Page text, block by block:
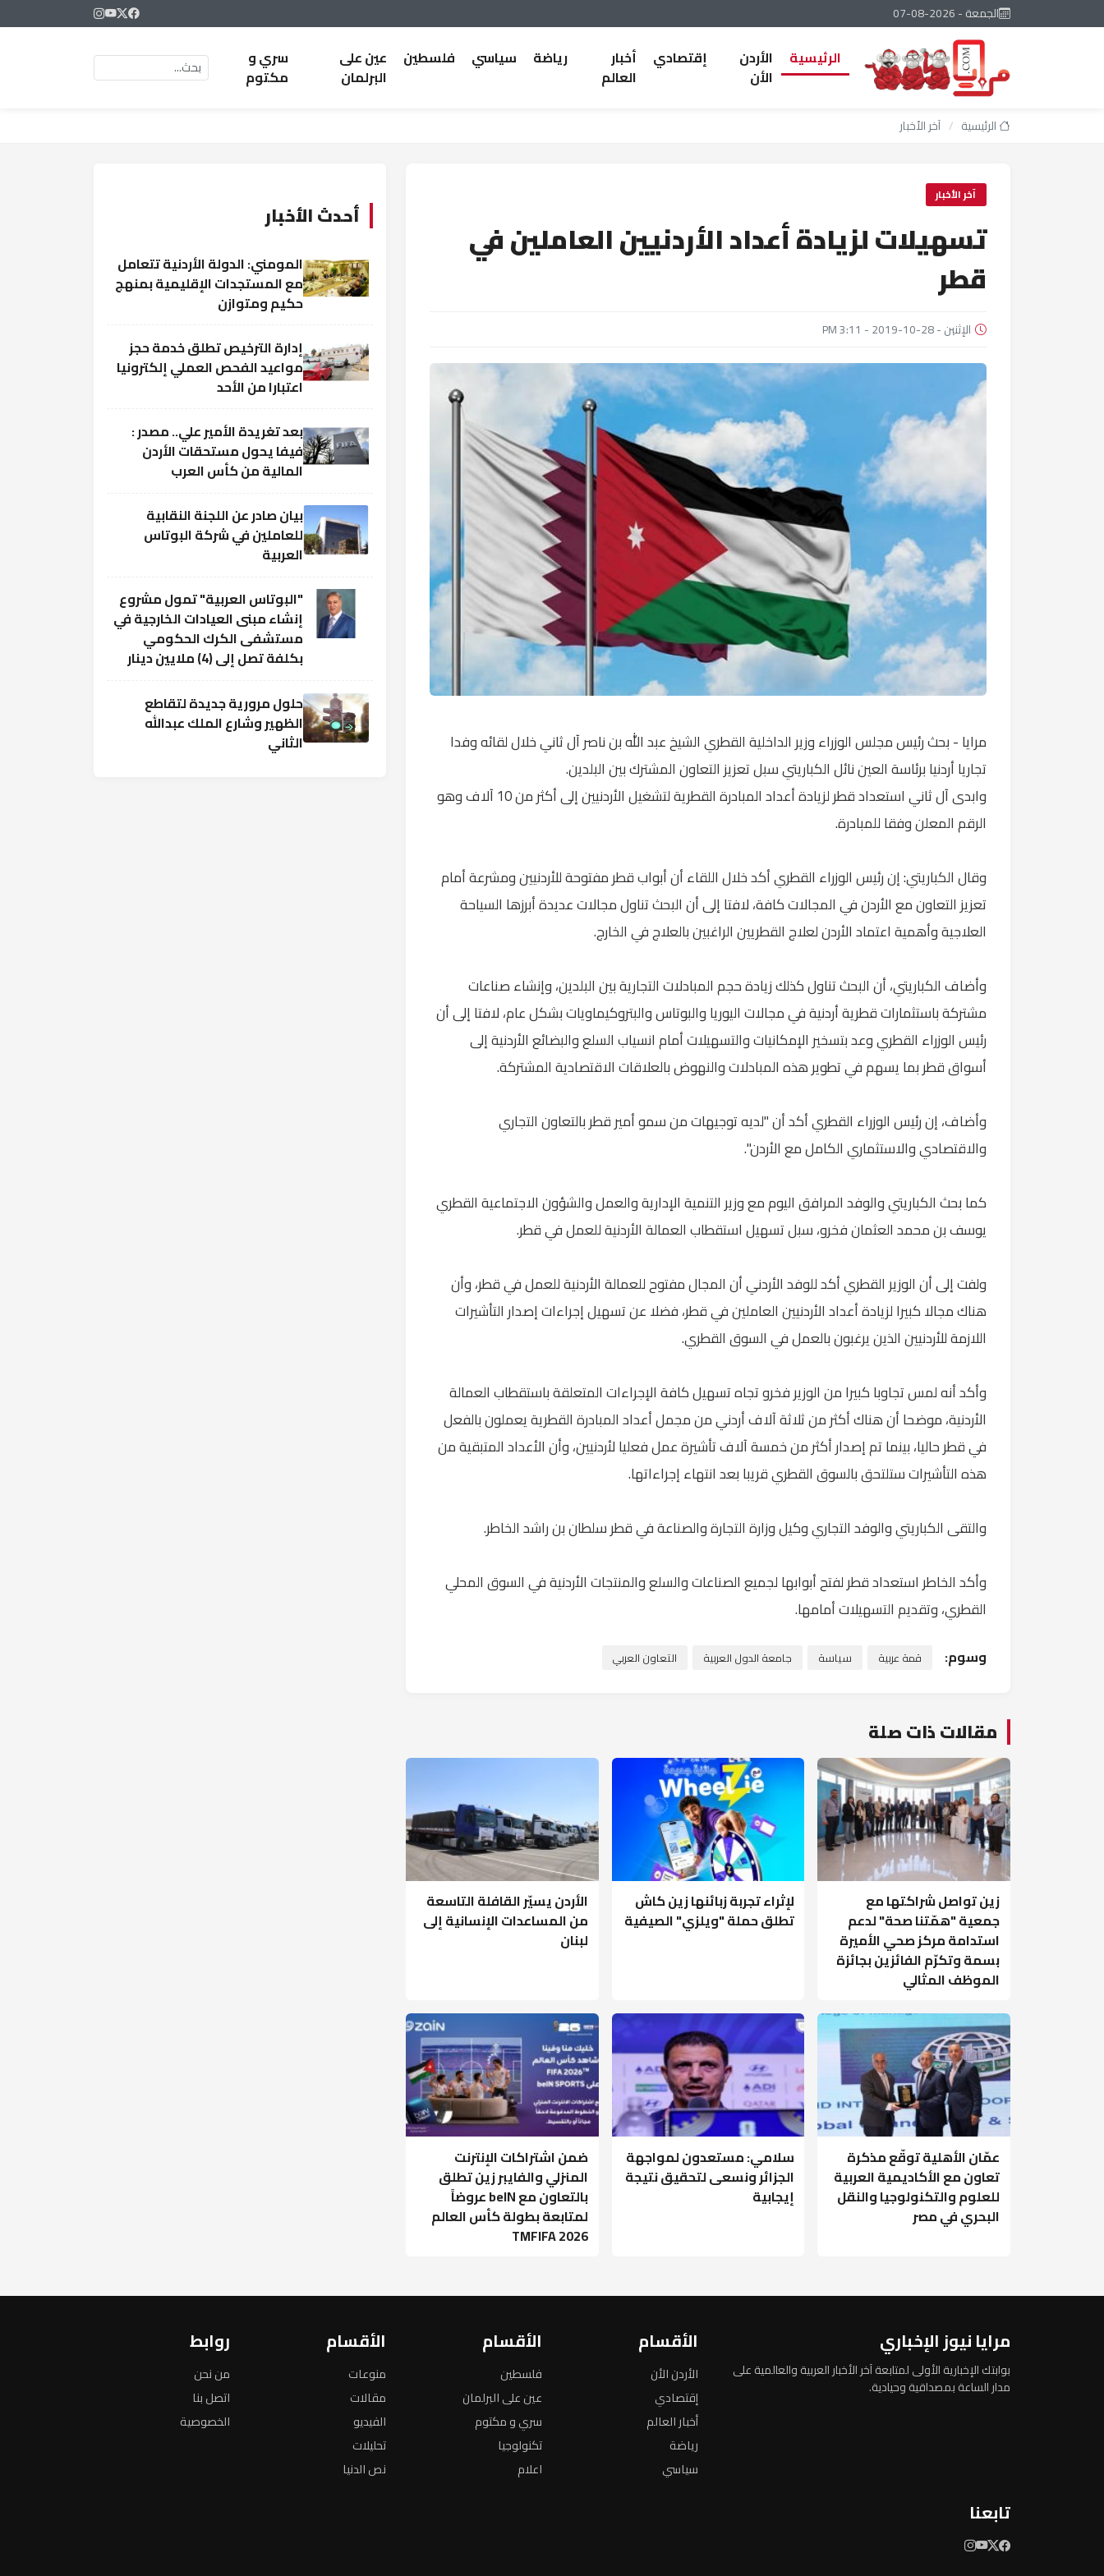
الجمعة - 2026-08-07
الرئيسية
الأردن
الأن
إقتصادي
أخبار
العالم
رياضة سياسي فلسطين
عين على
البرلمان
سري و
مكتوم
الرئيسية / آخر الأخبار
آخر الأخبار
تسهيلات لزيادة أعداد الأردنيين العاملين في
قطر
الإثنين - 28-10-2019 - 3:11 PM
مرايا - بحث رئيس مجلس الوزراء وزير الداخلية القطري الشيخ عبد الله بن ناصر آل ثاني خلال لقائه وفدا
تجاريا أردنيا برئاسة العين نائل الكباريتي سبل تعزيز التعاون المشترك بين البلدين.
وابدى آل ثاني استعداد قطر لزيادة أعداد المبادرة القطرية لتشغيل الأردنيين إلى أكثر من 10 آلاف وهو
الرقم المعلن وفقا للمبادرة.
وقال الكباريتي: إن رئيس الوزراء القطري أكد خلال اللقاء أن أبواب قطر مفتوحة للأردنيين ومشرعة أمام
تعزيز التعاون مع الأردن في المجالات كافة، لافتا إلى أن البحث تناول مجالات عديدة أبرزها السياحة
العلاجية وأهمية اعتماد الأردن لعلاج القطريين الراغبين بالعلاج في الخارج.
وأضاف الكباريتي، أن البحث تناول كذلك زيادة حجم المبادلات التجارية بين البلدين، وإنشاء صناعات
مشتركة باستثمارات قطرية أردنية في مجالات اليوريا والبوتاس والبتروكيماويات بشكل عام، لافتا إلى أن
رئيس الوزراء القطري وعد بتسخير الإمكانيات والتسهيلات أمام انسياب السلع والبضائع الأردنية إلى
أسواق قطر بما يسهم في تطوير هذه المبادلات والنهوض بالعلاقات الاقتصادية المشتركة.
وأضاف، إن رئيس الوزراء القطري أكد أن "لديه توجيهات من سمو أمير قطر بالتعاون التجاري
والاقتصادي والاستثماري الكامل مع الأردن".
كما بحث الكباريتي والوفد المرافق اليوم مع وزير التنمية الإدارية والعمل والشؤون الاجتماعية القطري
يوسف بن محمد العثمان فخرو، سبل تسهيل استقطاب العمالة الأردنية للعمل في قطر.
ولفت إلى أن الوزير القطري أكد للوفد الأردني أن المجال مفتوح للعمالة الأردنية للعمل في قطر، وأن
هناك مجالا كبيرا لزيادة أعداد الأردنيين العاملين في قطر، فضلا عن تسهيل إجراءات إصدار التأشيرات
اللازمة للأردنيين الذين يرغبون بالعمل في السوق القطري.
وأكد أنه لمس تجاوبا كبيرا من الوزير فخرو تجاه تسهيل كافة الإجراءات المتعلقة باستقطاب العمالة
الأردنية، موضحا أن هناك أكثر من ثلاثة آلاف أردني من مجمل أعداد المبادرة القطرية يعملون بالفعل
في قطر حاليا، بينما تم إصدار أكثر من خمسة آلاف تأشيرة عمل فعليا لأردنيين، وأن الأعداد المتبقية من
هذه التأشيرات ستلتحق بالسوق القطري قريبا بعد انتهاء إجراءاتها.
والتقى الكباريتي والوفد التجاري وكيل وزارة التجارة والصناعة في قطر سلطان بن راشد الخاطر.
وأكد الخاطر استعداد قطر لفتح أبوابها لجميع الصناعات والسلع والمنتجات الأردنية في السوق المحلي
القطري، وتقديم التسهيلات أمامها.
وسوم: قمة عربية سياسة جامعة الدول العربية التعاون العربي
مقالات ذات صلة
زين تواصل شراكتها مع
جمعية "همّتنا صحة" لدعم
استدامة مركز صحي الأميرة
بسمة وتكرّم الفائزين بجائزة
الموظف المثالي
لإثراء تجربة زبائنها زين كاش
تطلق حملة "ويلزي" الصيفية
الأردن يسيّر القافلة التاسعة
من المساعدات الإنسانية إلى
لبنان
عمّان الأهلية توقّع مذكرة
تعاون مع الأكاديمية العربية
للعلوم والتكنولوجيا والنقل
البحري في مصر
سلامي: مستعدون لمواجهة
الجزائر ونسعى لتحقيق نتيجة
إيجابية
ضمن اشتراكات الإنترنت
المنزلي والفايبر زين تطلق
بالتعاون مع beIN عروضاً
لمتابعة بطولة كأس العالم
TMFIFA 2026
أحدث الأخبار
المومني: الدولة الأردنية تتعامل
مع المستجدات الإقليمية بمنهج
حكيم ومتوازن
إدارة الترخيص تطلق خدمة حجز
مواعيد الفحص العملي إلكترونيا
اعتبارا من الأحد
بعد تغريدة الأمير علي.. مصدر :
فيفا يحول مستحقات الأردن
المالية من كأس العرب
بيان صادر عن اللجنة النقابية
للعاملين في شركة البوتاس
العربية
"البوتاس العربية" تمول مشروع
إنشاء مبنى العيادات الخارجية في
مستشفى الكرك الحكومي
بكلفة تصل إلى (4) ملايين دينار
حلول مرورية جديدة لتقاطع
الظهير وشارع الملك عبدالله
الثاني
مرايا نيوز الإخباري
بوابتك الإخبارية الأولى لمتابعة آخر الأخبار العربية والعالمية على
مدار الساعة بمصداقية وحيادية.
الأقسام
الأردن الأن
إقتصادي
أخبار العالم
رياضة
سياسي
الأقسام
فلسطين
عين على البرلمان
سري و مكتوم
تكنولوجيا
اعلام
الأقسام
منوعات
مقالات
الفيديو
تحليلات
نص الدنيا
روابط
من نحن
اتصل بنا
الخصوصية
تابعنا